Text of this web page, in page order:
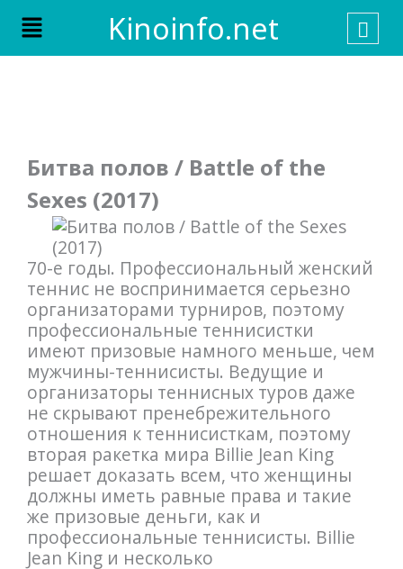
Skip
content
Kinoinfo.net
Menu
Битва полов / Battle of the
Sexes (2017)
70-е годы. Профессиональный женский
теннис не воспринимается серьезно
организаторами турниров, поэтому
профессиональные теннисистки
имеют призовые намного меньше, чем
мужчины-теннисисты. Ведущие и
организаторы теннисных туров даже
не скрывают пренебрежительного
отношения к теннисисткам, поэтому
вторая ракетка мира Billie Jean King
решает доказать всем, что женщины
должны иметь равные права и такие
же призовые деньги, как и
профессиональные теннисисты. Billie
Jean King и несколько